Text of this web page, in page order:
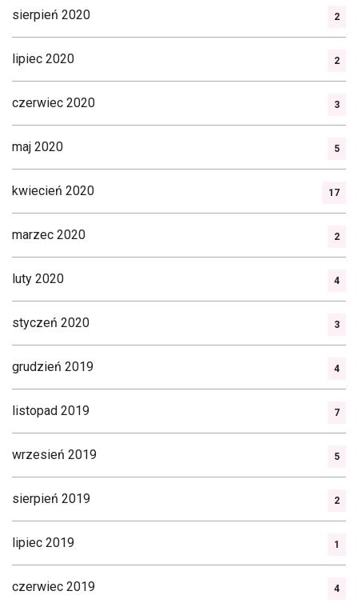
sierpień 2020 2
lipiec 2020 2
czerwiec 2020 3
maj 2020 5
kwiecień 2020 17
marzec 2020 2
luty 2020 4
styczeń 2020 3
grudzień 2019 4
listopad 2019 7
wrzesień 2019 5
sierpień 2019 2
lipiec 2019 1
czerwiec 2019 4